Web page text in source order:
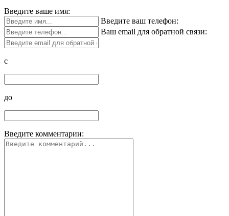
Введите ваше имя:
Введите ваш телефон:
Ваш email для обратной связи:
c
до
Введите комментарии: